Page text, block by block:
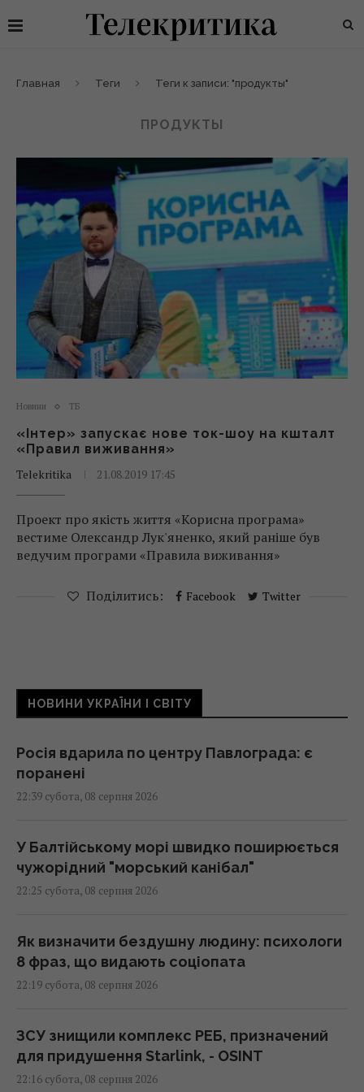
Главная Теги Теги к записи: "продукты"
ПРОДУКТЫ
Новини ТБ
«Інтер» запускає нове ток-шоу на кшталт
«Правил виживання»
Telekritika
21.08.2019 17:45
Проект про якість життя «Корисна програма»
вестиме Олександр Лук'яненко, який раніше був
ведучим програми «Правила виживання»
Поділитись: Facebook Twitter
НОВИНИ УКРАЇНИ І СВІТУ
Росія вдарила по центру Павлограда: є
поранені
22:39 субота, 08 серпня 2026
У Балтійському морі швидко поширюється
чужорідний "морський канібал"
22:25 субота, 08 серпня 2026
Як визначити бездушну людину: психологи
8 фраз, що видають соціопата
22:19 субота, 08 серпня 2026
ЗСУ знищили комплекс РЕБ, призначений
для придушення Starlink, - OSINT
22:16 субота, 08 серпня 2026